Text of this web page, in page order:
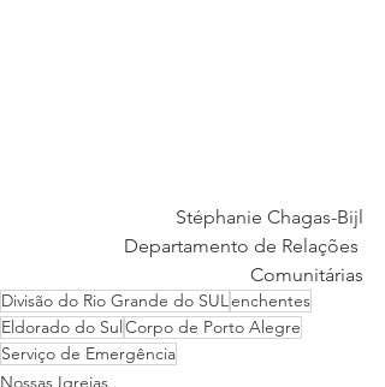
Stéphanie Chagas-Bijl
Departamento de Relações
Comunitárias
Divisão do Rio Grande do SULenchentes
Eldorado do SulCorpo de Porto Alegre
Serviço de Emergência
Nossas Igrejas